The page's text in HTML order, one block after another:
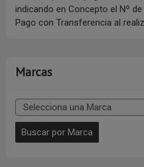
indicando en Concepto el Nº
Pago con Transferencia al
Marcas